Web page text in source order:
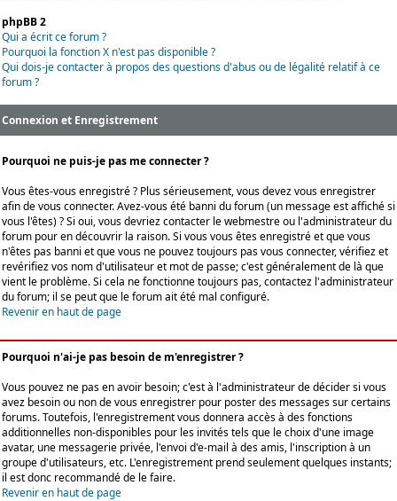
phpBB 2
Qui a écrit ce forum ?
Pourquoi la fonction X n'est pas disponible ?
Qui dois-je contacter à propos des questions d'abus ou de légalité relatif à ce
forum ?
Connexion et Enregistrement
Pourquoi ne puis-je pas me connecter ?
Vous êtes-vous enregistré ? Plus sérieusement, vous devez vous enregistrer
afin de vous connecter. Avez-vous été banni du forum (un message est affiché si
vous l'êtes) ? Si oui, vous devriez contacter le webmestre ou l'administrateur du
forum pour en découvrir la raison. Si vous vous êtes enregistré et que vous
n'êtes pas banni et que vous ne pouvez toujours pas vous connecter, vérifiez et
revérifiez vos nom d'utilisateur et mot de passe; c'est généralement de là que
vient le problème. Si cela ne fonctionne toujours pas, contactez l'administrateur
du forum; il se peut que le forum ait été mal configuré.
Revenir en haut de page
Pourquoi n'ai-je pas besoin de m'enregistrer ?
Vous pouvez ne pas en avoir besoin; c'est à l'administrateur de décider si vous
avez besoin ou non de vous enregistrer pour poster des messages sur certains
forums. Toutefois, l'enregistrement vous donnera accès à des fonctions
additionnelles non-disponibles pour les invités tels que le choix d'une image
avatar, une messagerie privée, l'envoi d'e-mail à des amis, l'inscription à un
groupe d'utilisateurs, etc. L'enregistrement prend seulement quelques instants;
il est donc recommandé de le faire.
Revenir en haut de page